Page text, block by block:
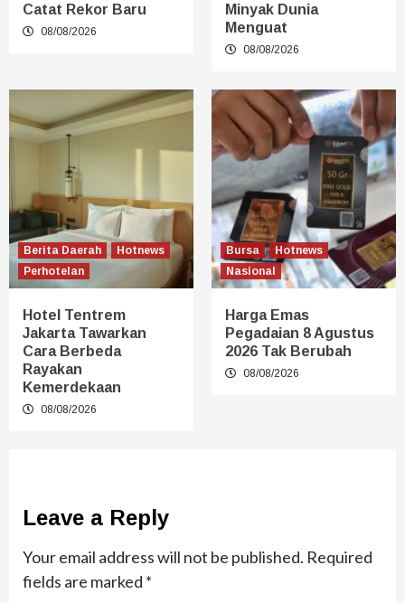
Catat Rekor Baru
08/08/2026
Minyak Dunia
Menguat
08/08/2026
Berita Daerah
Hotnews
Perhotelan
Hotel Tentrem
Jakarta Tawarkan
Cara Berbeda
Rayakan
Kemerdekaan
08/08/2026
Bursa
Hotnews
Nasional
Harga Emas
Pegadaian 8 Agustus
2026 Tak Berubah
08/08/2026
Leave a Reply
Your email address will not be published. Required
fields are marked *